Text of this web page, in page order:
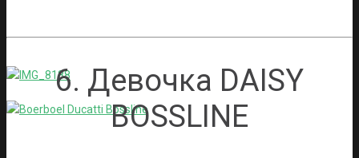
6. Девочка DAISY
BOSSLINE